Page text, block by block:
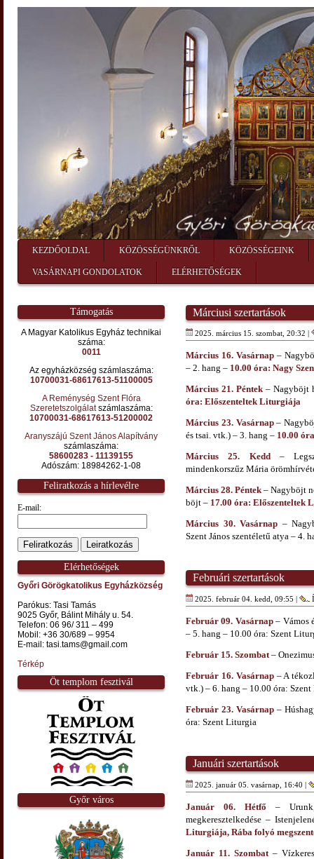
KEZDŐOLDAL KÖZÖSSÉGÜNKRŐL KÖZÖSSÉGEINK
VASÁRNAPI GONDOLATOK ELÉRHETŐSÉGEK
Támogatás
A Magyar Katolikus Egyház technikai
száma:
0011
Az egyházközség számlaszáma:
10700031-68617613-51100005
A Reménység Szent Flóra
Szeretetszolgálatszámlaszáma:
10700031-68617613-51200002
Aranyszájú Szent János Alapítvány
számlaszáma:
58600283 - 11139155
Adószám: 18984262-1-08
Feliratkozás a hírlevélre
E-mail:
Elérhetőségek
Győri Görögkatolikus Egyházközség
Parókus: Tasi Tamás
9025 Győr, Bálint Mihály u. 54.
Telefon: 06 96/ 311 – 499
Mobil: +36 30/689 – 9954
E-mail: tasi.tams@gmail.com
Térkép
Öt templom fesztivál
Győr város
Márciusi szertartások
2025. március 15. szombat, 20:32 |
Március 16. Vasárnap–
– 2. hang – 10.00 óra: Nagy
Március 21. Péntek – Nagyböjt
óra: Előszenteltek Liturgiája
Március 23. Vasárnap–
és tsai. vtk.) – 3. hang – 10.00
Március 25. Kedd–
mindenkorszűz Mária
Március 28. Péntek – Nagyböjt
böjt – 17.00 óra: Előszenteltek
Március 30. Vasárnap –
Szent János szentéletű atya – 4.
Februári szertartások
2025. február 04. kedd, 09:55 |
Február 09. Vasárnap– Vámos
– 5. hang – 10.00 óra: Szent
Február 15. Szombat –
Február 16. Vasárnap– A
vtk.) – 6. hang – 10.00 óra:
Február 23. Vasárnap–
óra: Szent Liturgia
Januári szertartások
2025. január 05. vasárnap, 16:40 |
Január 06. Hétfő –
megkeresztelkedése –
Liturgiája, Rába folyó
Január 11. Szombat –